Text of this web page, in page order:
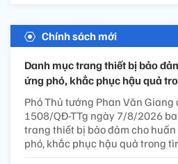
Chính sách mới
Danh mục trang thiết bị bảo
ứng phó, khắc phục hậu quả
Phó Thủ tướng Phan Văn Giang
1508/QĐ-TTg ngày 7/8/2026
trang thiết bị bảo đảm cho
phó, khắc phục hậu quả trong